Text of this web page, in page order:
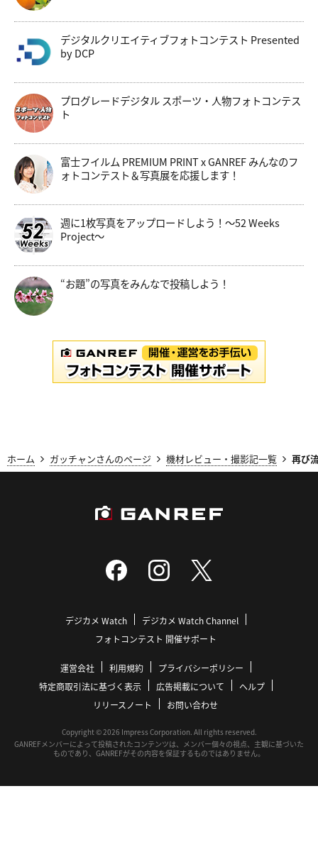
デジタルクリエイティブフォトコンテスト Presented
by DCP
プログレードデジタル スポーツ・人物フォトコンテス
ト
富士フイルム PREMIUM PRINT x GANREF みんなのフ
ォトコンテスト＆写真展を応援します！
週に1枚写真をアップロードしよう！～52 Weeks
Project～
“お題”の写真をみんなで投稿しよう！
ホーム ガッチャンさんのページ 機材レビュー・撮影記一覧 再び
デジカメ Watch
デジカメ Watch Channel
フォトコンテスト 開催サポート
運営会社 利用規約
プライバシーポリシー
特定商取引法に基づく表示
広告掲載について
ヘルプ
リリースノート
お問い合わせ
Copyright © 2026 Impress Corporation. All rights reserved.
GANREFメンバーによって投稿されたコンテンツは、メンバー個々の視点、主観に基づいた
ものであり、GANREFがその内容を保証するものではありません。